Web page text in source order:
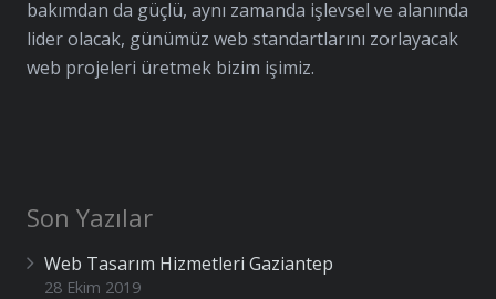
bakımdan da güçlü, aynı zamanda işlevsel ve alanında
lider olacak, günümüz web standartlarını zorlayacak
web projeleri üretmek bizim işimiz.
Son Yazılar
Web Tasarım Hizmetleri Gaziantep
28 Ekim 2019